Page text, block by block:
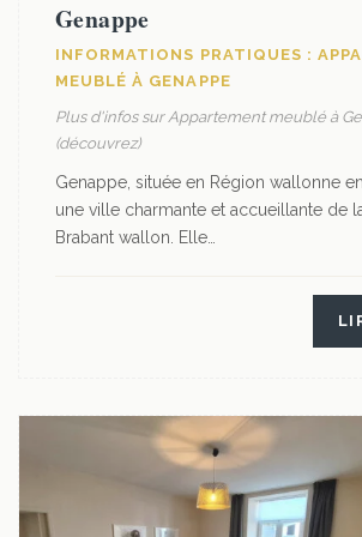
Genappe
INFORMATIONS PRATIQUES :
MEUBLÉ À GENAPPE
Plus d'infos sur Appartement meublé à
(découvrez)
Genappe, située en Région wallonne
une ville charmante et accueillante de
Brabant wallon. Elle…